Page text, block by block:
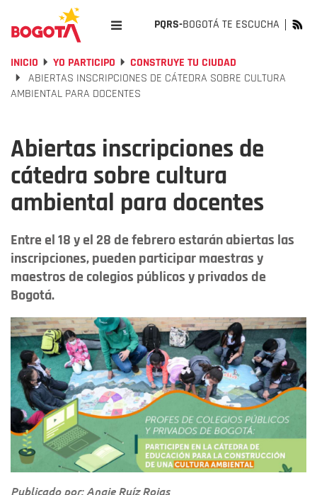
PQRS-BOGOTÁ TE ESCUCHA
INICIO YO PARTICIPO
CONSTRUYE TU CIUDAD
ABIERTAS INSCRIPCIONES DE CÁTEDRA SOBRE CULTURA
AMBIENTAL PARA DOCENTES
Abiertas inscripciones de
cátedra sobre cultura
ambiental para docentes
Entre el 18 y el 28 de febrero estarán abiertas las
inscripciones, pueden participar maestras y
maestros de colegios públicos y privados de
Bogotá.
Publicado por: Angie Ruíz Rojas